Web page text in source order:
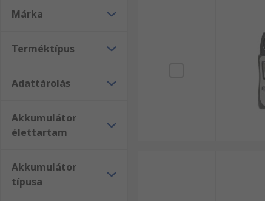
Márka
Terméktípus
Adattárolás
Akkumulátor
élettartam
Akkumulátor
típusa